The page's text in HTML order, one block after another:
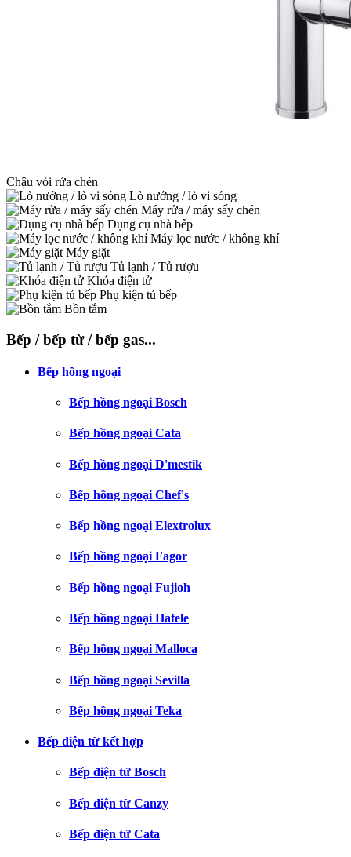
Chậu vòi rửa chén
Lò nướng / lò vi sóng
Máy rửa / máy sấy chén
Dụng cụ nhà bếp
Máy lọc nước / không khí
Máy giặt
Tủ lạnh / Tủ rượu
Khóa điện tử
Phụ kiện tủ bếp
Bồn tắm
Bếp / bếp từ / bếp gas...
Bếp hồng ngoại
Bếp hồng ngoại Bosch
Bếp hồng ngoại Cata
Bếp hồng ngoại D'mestik
Bếp hồng ngoại Chef's
Bếp hồng ngoại Elextrolux
Bếp hồng ngoại Fagor
Bếp hồng ngoại Fujioh
Bếp hồng ngoại Hafele
Bếp hồng ngoại Malloca
Bếp hồng ngoại Sevilla
Bếp hồng ngoại Teka
Bếp điện từ kết hợp
Bếp điện từ Bosch
Bếp điện từ Canzy
Bếp điện từ Cata